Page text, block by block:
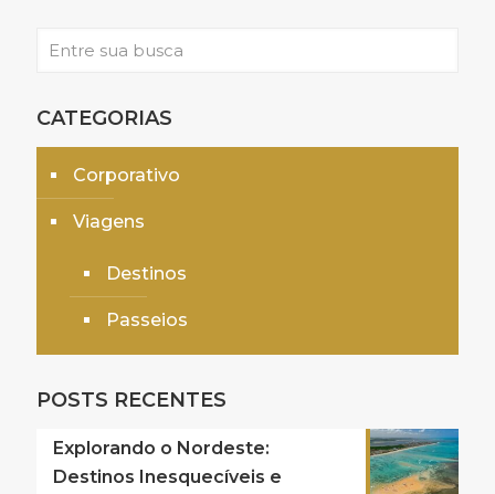
CATEGORIAS
Corporativo
Viagens
Destinos
Passeios
POSTS RECENTES
Explorando o Nordeste:
Destinos Inesquecíveis e